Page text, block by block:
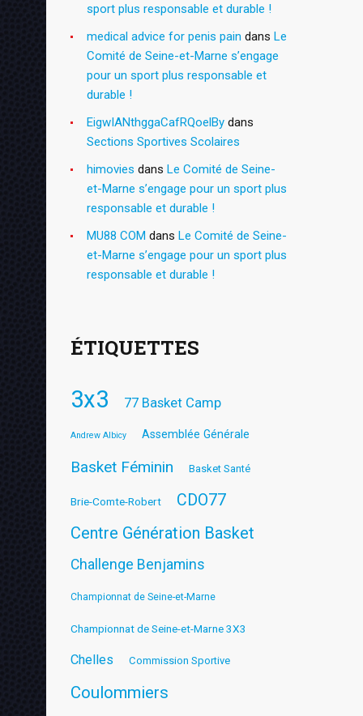
sport plus responsable et durable !
medical advice for penis pain dans Le
Comité de Seine-et-Marne s’engage
pour un sport plus responsable et
durable !
EigwIANthggaCafRQoelBy dans
Sections Sportives Scolaires
himovies dans Le Comité de Seine-
et-Marne s’engage pour un sport plus
responsable et durable !
MU88 COM dans Le Comité de Seine-
et-Marne s’engage pour un sport plus
responsable et durable !
ÉTIQUETTES
3x3 77 Basket Camp
Andrew Albicy Assemblée Générale
Basket Féminin Basket Santé
Brie-Comte-Robert CDO77
Centre Génération Basket
Challenge Benjamins
Championnat de Seine-et-Marne
Championnat de Seine-et-Marne 3X3
Chelles Commission Sportive
Coulommiers